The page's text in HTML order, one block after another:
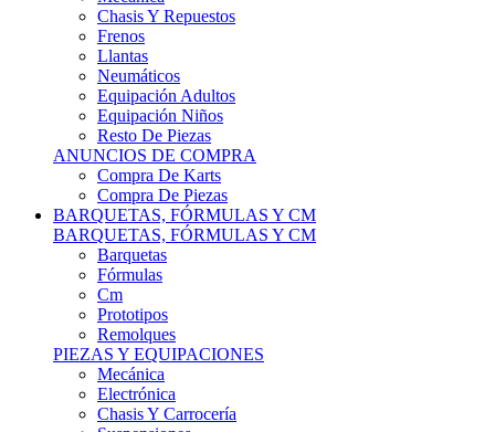
Frenos
Llantas
Neumáticos
Equipación Adultos
Equipación Niños
Resto De Piezas
ANUNCIOS DE COMPRA
Compra De Karts
Compra De Piezas
BARQUETAS, FÓRMULAS Y CM
BARQUETAS, FÓRMULAS Y CM
Barquetas
Fórmulas
Cm
Prototipos
Remolques
PIEZAS Y EQUIPACIONES
Mecánica
Electrónica
Chasis Y Carrocería
Suspensiones
Frenos